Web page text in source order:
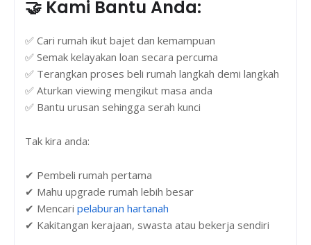
🤝 Kami Bantu Anda:
✅ Cari rumah ikut bajet dan kemampuan
✅ Semak kelayakan loan secara percuma
✅ Terangkan proses beli rumah langkah demi langkah
✅ Aturkan viewing mengikut masa anda
✅ Bantu urusan sehingga serah kunci
Tak kira anda:
✔ Pembeli rumah pertama
✔ Mahu upgrade rumah lebih besar
✔ Mencari pelaburan hartanah
✔ Kakitangan kerajaan, swasta atau bekerja sendiri